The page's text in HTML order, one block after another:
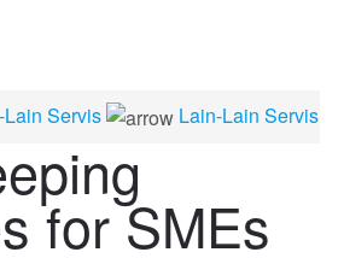
Lain Servis Lain-Lain Servis
for SMEs